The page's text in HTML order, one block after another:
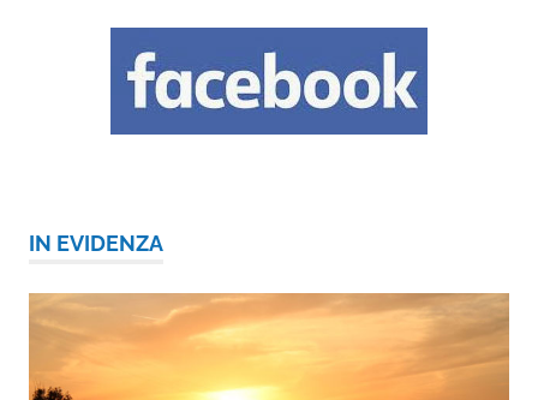
IN EVIDENZA